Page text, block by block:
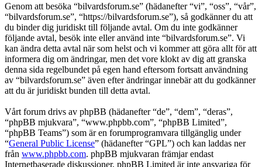
Genom att besöka “bilvardsforum.se” (hädanefter “vi”, “oss”, “vår”,
“bilvardsforum.se”, “https://bilvardsforum.se”), så godkänner du att
du binder dig juridiskt till följande avtal. Om du inte godkänner
följande avtal, besök inte eller använd inte “bilvardsforum.se”. Vi
kan ändra detta avtal när som helst och vi kommer att göra allt för att
informera dig om ändringar, men det vore klokt av dig att granska
denna sida regelbundet på egen hand eftersom fortsatt användning
av “bilvardsforum.se” även efter ändringar innebär att du godkänner
att du är juridiskt bunden till detta avtal.
Vårt forum drivs av phpBB (hädanefter “de”, “dem”, “deras”,
“phpBB mjukvara”, “www.phpbb.com”, “phpBB Limited”,
“phpBB Teams”) som är en forumprogramvara tillgänglig under
“General Public License” (hädanefter “GPL”) och kan laddas ner
från www.phpbb.com. phpBB mjukvaran främjar endast
Internetbaserade diskussioner, phpBB Limited är inte ansvariga för